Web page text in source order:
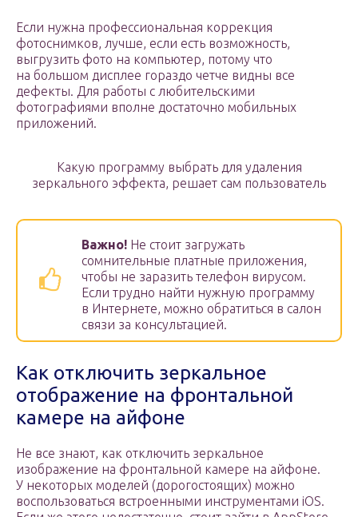
Если нужна профессиональная коррекция
фотоснимков, лучше, если есть возможность,
выгрузить фото на компьютер, потому что
на большом дисплее гораздо четче видны все
дефекты. Для работы с любительскими
фотографиями вполне достаточно мобильных
приложений.
Какую программу выбрать для удаления
зеркального эффекта, решает сам пользователь
Важно! Не стоит загружать
сомнительные платные приложения,
чтобы не заразить телефон вирусом.
Если трудно найти нужную программу
в Интернете, можно обратиться в салон
связи за консультацией.
Как отключить зеркальное
отображение на фронтальной
камере на айфоне
Не все знают, как отключить зеркальное
изображение на фронтальной камере на айфоне.
У некоторых моделей (дорогостоящих) можно
воспользоваться встроенными инструментами iOS.